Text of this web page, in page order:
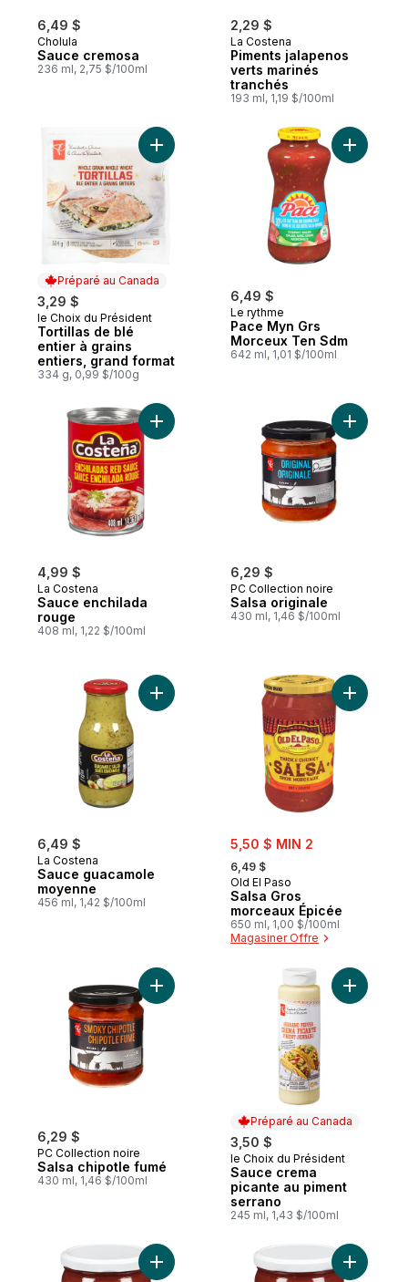
6,49 $
Cholula
Sauce cremosa
236 ml, 2,75 $/100ml
2,29 $
La Costena
Piments jalapenos
verts marinés
tranchés
193 ml, 1,19 $/100ml
Préparé au Canada
3,29 $
Préparé au Canada
le Choix du Président
Tortillas de blé
entier à grains
entiers, grand format
334 g, 0,99 $/100g
Ajouter Tortillas de blé entier à grains
6,49 $
Le rythme
Pace Myn Grs
Morceux Ten Sdm
642 ml, 1,01 $/100ml
Ajouter
4,99 $
La Costena
Sauce enchilada
rouge
408 ml, 1,22 $/100ml
Ajouter Sauce enchilada rouge au panier
6,29 $
PC Collection noire
Salsa originale
430 ml, 1,46 $/100ml
Ajouter
6,49 $
La Costena
Sauce guacamole
moyenne
456 ml, 1,42 $/100ml
Ajouter Sauce guacamole moyenne au
sale:
5,50 $ MIN 2
, formerly:
6,49 $
Old El Paso
Salsa Gros
morceaux Épicée
650 ml, 1,00 $/100ml
Magasiner Offre
6,29 $
PC Collection noire
Salsa chipotle fumé
430 ml, 1,46 $/100ml
Ajouter Salsa chipotle fumé au panier
Préparé au Canada
3,50 $
Préparé au Canada
le Choix du Président
Sauce crema
picante au piment
serrano
245 ml, 1,43 $/100ml
Ajouter
Ajouter Salsa piments poblano grillés et
Ajouter